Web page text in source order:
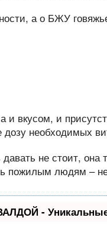
а о БЖУ
вкусом, и
необходимых
не стоит,
пожилым людям –
- Уникальные